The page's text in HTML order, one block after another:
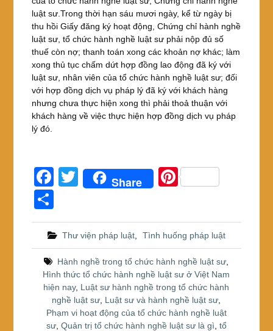
luật sư.Trong thời hạn sáu mươi ngày, kể từ ngày bị
thu hồi Giấy đăng ký hoạt động, Chứng chỉ hành nghề
luật sư, tổ chức hành nghề luật sư phải nộp đủ số
thuế còn nợ; thanh toán xong các khoản nợ khác; làm
xong thủ tục chấm dứt hợp đồng lao động đã ký với
luật sư, nhân viên của tổ chức hành nghề luật sư; đối
với hợp đồng dịch vụ pháp lý đã ký với khách hàng
nhưng chưa thực hiện xong thì phải thoả thuận với
khách hàng về việc thực hiện hợp đồng dịch vụ pháp
lý đó.
F
a
c
e
b
o
o
k
T
er
Share
Pi
e
st
h
ar
e
Thư viện pháp luật, Tình huống pháp luật
Hành nghề trong tổ chức hành nghề luật sư
Hình thức tổ chức hành nghề luật sư ở Việt Nam
hiện nay, Luật sư hành nghề trong tổ chức hành
nghề luật sư Luật sư và hành nghề luật sư
Phạm vi hoạt động của tổ chức hành nghề luật
sư, Quản trị tổ chức hành nghề luật sư là gì tổ